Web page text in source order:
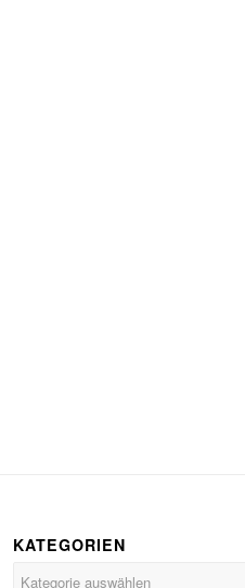
KATEGORIEN